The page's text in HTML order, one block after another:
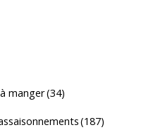
manger(34)
(187)